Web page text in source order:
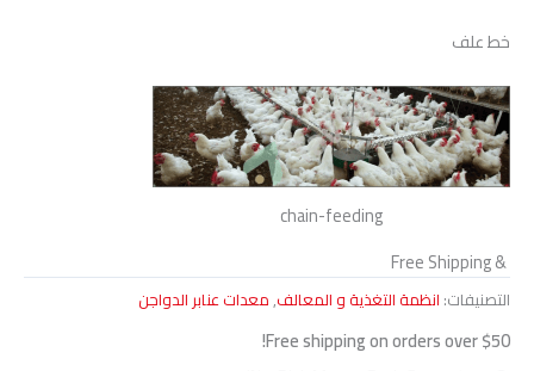
خط علف
chain-feeding
& Free Shipping
التصنيفات: انظمة التغذية و المعالف,معدات عنابر الدواجن
Free shipping on orders over $50!